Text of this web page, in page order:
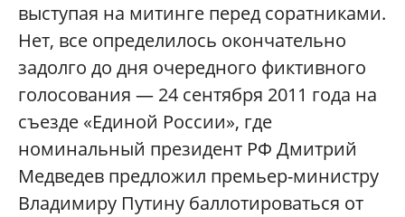
выступая на митинге перед соратниками.
Нет, все определилось окончательно
задолго до дня очередного фиктивного
голосования — 24 сентября 2011 года на
съезде «Единой России», где
номинальный президент РФ Дмитрий
Медведев предложил премьер-министру
Владимиру Путину баллотироваться от